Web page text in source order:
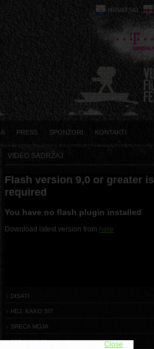
HRVATSKI
PRESS SPONZORI KONTAKTI
Close
VIDEO SADRŽAJ
Flash version 9,0 or greater is
required
You have no flash plugin installed
Download latest version from here
DISATI
HEJ, KAKO SI?
SREĆA MOJA
STRANKINJA